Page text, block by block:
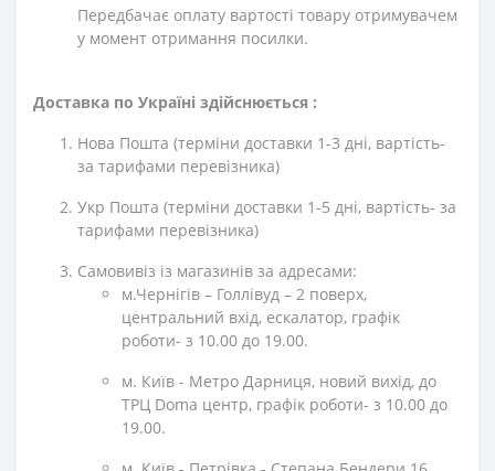
Передбачає оплату вартості товару отримувачем
у момент отримання посилки.
Доставка по Україні здійснюється :
Нова Пошта (терміни доставки 1-3 дні, вартість-
за тарифами перевізника)
Укр Пошта (терміни доставки 1-5 дні, вартість- за
тарифами перевізника)
Самовивіз із магазинів за адресами:
м.Чернігів – Голлівуд – 2 поверх,
центральний вхід, ескалатор, графік
роботи- з 10.00 до 19.00.
м. Київ - Метро Дарниця, новий вихід, до
ТРЦ Doma центр, графік роботи- з 10.00 до
19.00.